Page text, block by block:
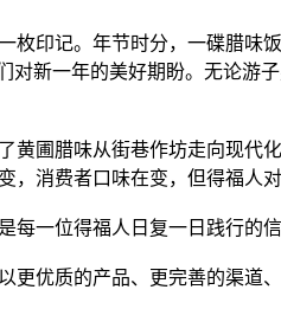
枚印记。年节时分，一碟腊
对新一年的美好期盼。无论
黄圃腊味从街巷作坊走向现
消费者口味在变，但得福人
一位得福人日复一日践行的信
优质的产品、更完善的渠道